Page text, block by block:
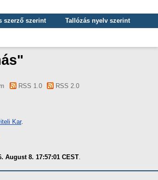
szerző szerint
Tallózás nyelv szerint
"
RSS 1.0 RSS 2.0
Kar.
August 8. 17:57:01 CEST